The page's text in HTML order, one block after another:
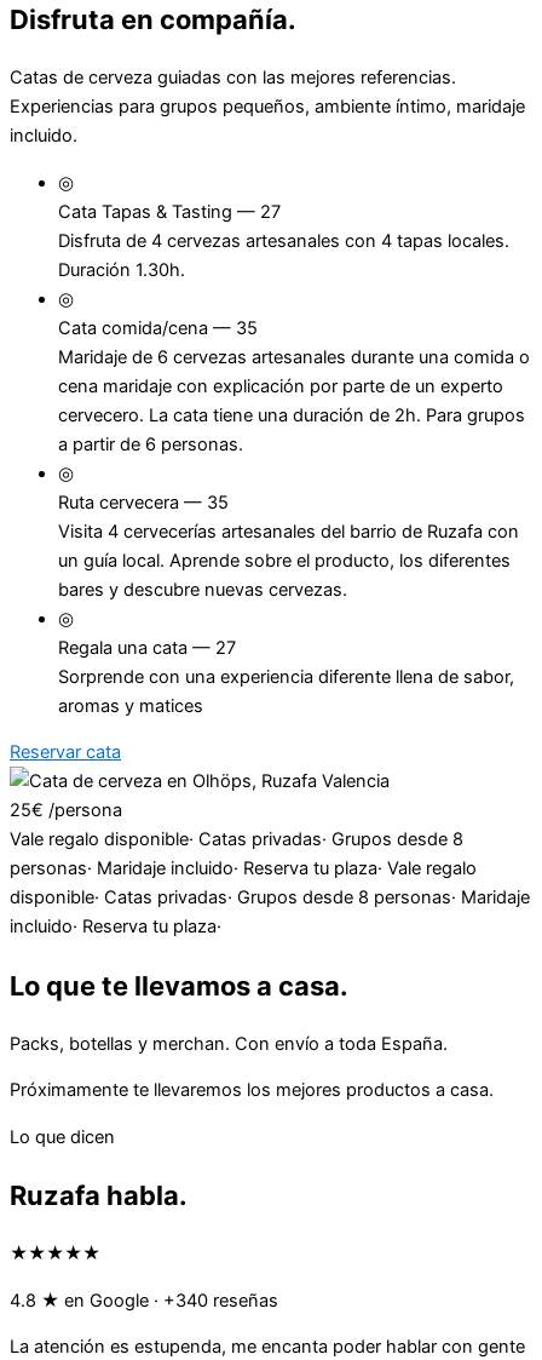
Disfruta en compañía.
Catas de cerveza guiadas con las mejores referencias.
Experiencias para grupos pequeños, ambiente íntimo, maridaje
incluido.
◎
Cata Tapas & Tasting — 27
Disfruta de 4 cervezas artesanales con 4 tapas locales.
Duración 1.30h.
◎
Cata comida/cena — 35
Maridaje de 6 cervezas artesanales durante una comida o
cena maridaje con explicación por parte de un experto
cervecero. La cata tiene una duración de 2h. Para grupos
a partir de 6 personas.
◎
Ruta cervecera — 35
Visita 4 cervecerías artesanales del barrio de Ruzafa con
un guía local. Aprende sobre el producto, los diferentes
bares y descubre nuevas cervezas.
◎
Regala una cata — 27
Sorprende con una experiencia diferente llena de sabor,
aromas y matices
Reservar cata
25€ /persona
Vale regalo disponible· Catas privadas· Grupos desde 8
personas· Maridaje incluido· Reserva tu plaza· Vale regalo
disponible· Catas privadas· Grupos desde 8 personas· Maridaje
incluido· Reserva tu plaza·
Lo que te llevamos a casa.
Packs, botellas y merchan. Con envío a toda España.
Próximamente te llevaremos los mejores productos a casa.
Lo que dicen
Ruzafa habla.
★★★★★
4.8 ★ en Google · +340 reseñas
La atención es estupenda, me encanta poder hablar con gente